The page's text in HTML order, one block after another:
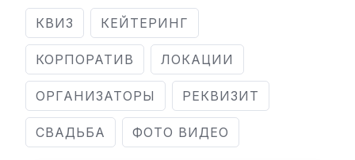
КВИЗ КЕЙТЕРИНГ
КОРПОРАТИВ ЛОКАЦИИ
ОРГАНИЗАТОРЫ РЕКВИЗИТ
СВАДЬБА ФОТО ВИДЕО